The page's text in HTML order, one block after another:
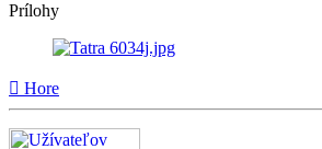
Prílohy
Hore